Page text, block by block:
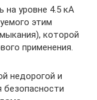
на уровне 4.5 кА
этим
которой
применения.
недорогой и
безопасности